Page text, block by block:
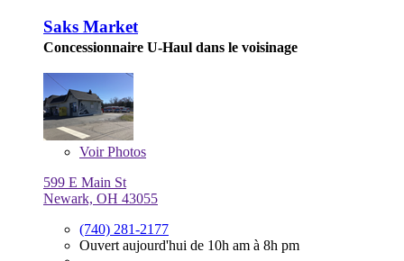
Saks Market
Concessionnaire U-Haul dans le voisinage
VoirPhotos
599 E Main St
Newark, OH 43055
(740) 281-2177
Ouvert aujourd'hui de 10h am à 8h pm